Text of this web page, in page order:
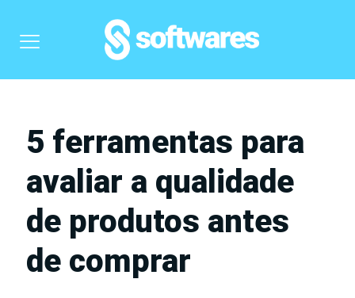
5 ferramentas para
avaliar a qualidade
de produtos antes
de comprar